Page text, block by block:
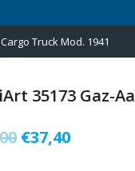
Truck Mod. 1941
35173 Gaz-
Il
€37,40Il